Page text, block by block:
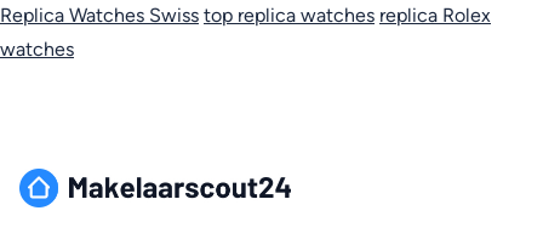
Replica Watches Swiss top replica watches replica Rolex
watches